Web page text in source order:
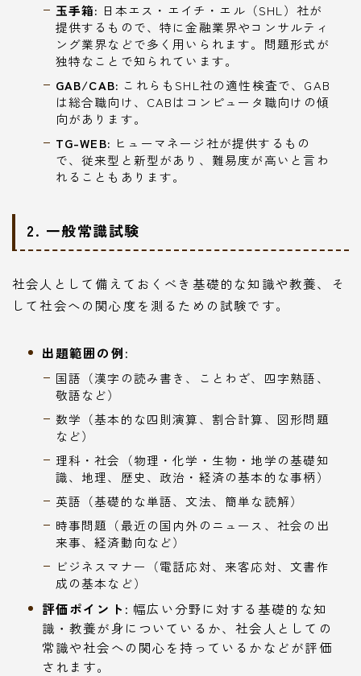
玉手箱: 日本エス・エイチ・エル（SHL）社が
提供するもので、特に金融業界やコンサルティ
ング業界などで多く用いられます。問題形式が
独特なことで知られています。
GAB/CAB: これらもSHL社の適性検査で、GAB
は総合職向け、CABはコンピュータ職向けの傾
向があります。
TG-WEB: ヒューマネージ社が提供するもの
で、従来型と新型があり、難易度が高いと言わ
れることもあります。
2. 一般常識試験
社会人として備えておくべき基礎的な知識や教養、そ
して社会への関心度を測るための試験です。
出題範囲の例:
国語（漢字の読み書き、ことわざ、四字熟語、
敬語など）
数学（基本的な四則演算、割合計算、図形問題
など）
理科・社会（物理・化学・生物・地学の基礎知
識、地理、歴史、政治・経済の基本的な事柄）
英語（基礎的な単語、文法、簡単な読解）
時事問題（最近の国内外のニュース、社会の出
来事、経済動向など）
ビジネスマナー（電話応対、来客応対、文書作
成の基本など）
評価ポイント: 幅広い分野に対する基礎的な知
識・教養が身についているか、社会人としての
常識や社会への関心を持っているかなどが評価
されます。